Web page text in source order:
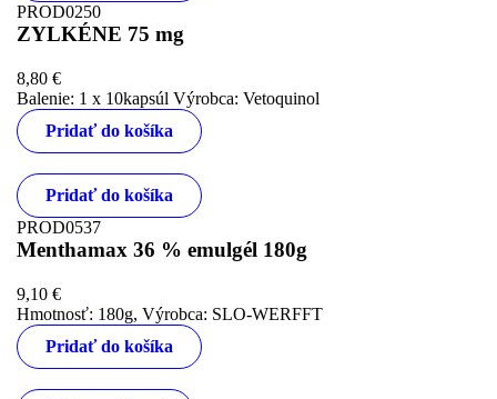
PROD0250
ZYLKÉNE 75 mg
8,80 €
Balenie: 1 x 10kapsúl Výrobca: Vetoquinol
Pridať do košíka
Pridať do košíka
PROD0537
Menthamax 36 % emulgél 180g
9,10 €
Hmotnosť: 180g, Výrobca: SLO-WERFFT
Pridať do košíka